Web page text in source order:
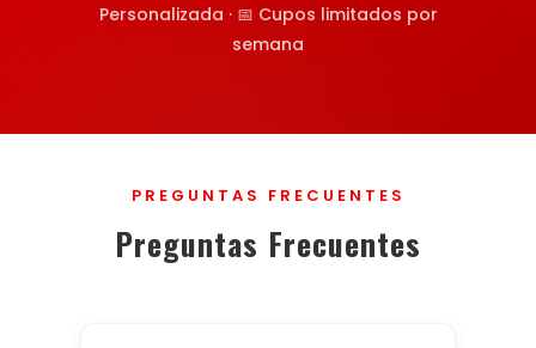
Personalizada · 📅 Cupos limitados por
semana
PREGUNTAS FRECUENTES
Preguntas Frecuentes